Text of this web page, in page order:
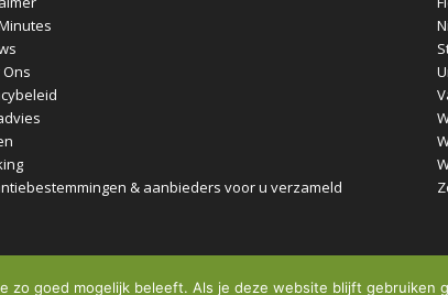
& aanbieders voor u verzameld
zo goed mogelijk beleeft. Als je deze website blijft gebruiken